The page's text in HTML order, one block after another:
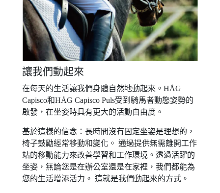
讓我們動起來
在每天的生活讓我們身體自然地動起來。HÅG
Capisco和HÅG Capisco Puls受到騎馬者動態姿勢的
啟發，在坐姿時具有更大的活動自由度。
基於這樣的信念：長時間沒有固定坐姿是理想的，
椅子鼓勵經常移動和變化。 通過提供無需離開工作
站的移動能力來改善學習和工作環境。透過活躍的
坐姿，無論您是在辦公室還是在家裡，我們都能為
您的生活增添活力。 這就是我們動起來的方式。